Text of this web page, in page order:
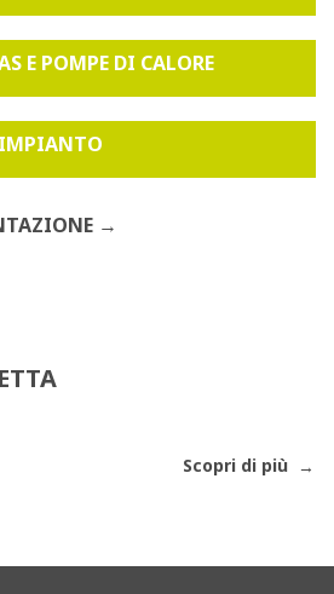
E POMPE DI CALORE
Scopri di più